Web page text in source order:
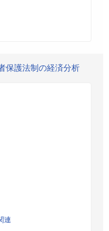
保護法制の経済分析
連